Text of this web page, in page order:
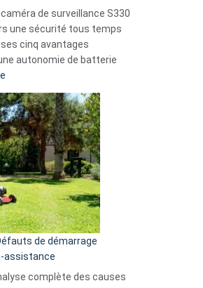
données
menace
Facebook,
Telegram
GitHub
de surveillance S330
une sécurité tous temps
cinq avantages
autonomie de batterie
choisir
une
caméra
de
surveillance
?
5
avantages
essentiels
de
la
S330
de démarrage
assistance
complète des causes